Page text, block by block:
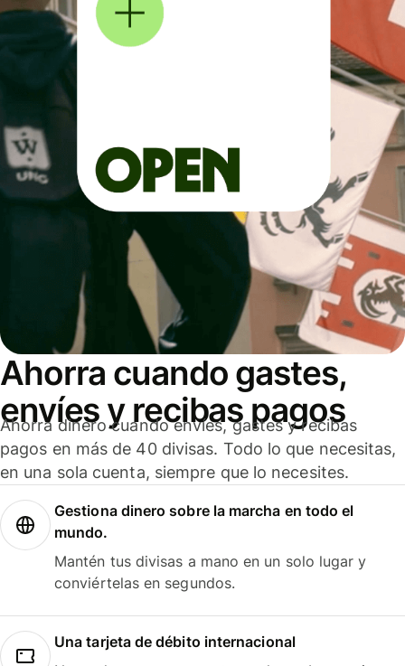
Ahorra cuando gastes,
envíes y recibas pagos
Ahorra dinero cuando envíes, gastes y recibas
pagos en más de 40 divisas. Todo lo que necesitas,
en una sola cuenta, siempre que lo necesites.
Gestiona dinero sobre la marcha en todo el
mundo.
Mantén tus divisas a mano en un solo lugar y
conviértelas en segundos.
Una tarjeta de débito internacional